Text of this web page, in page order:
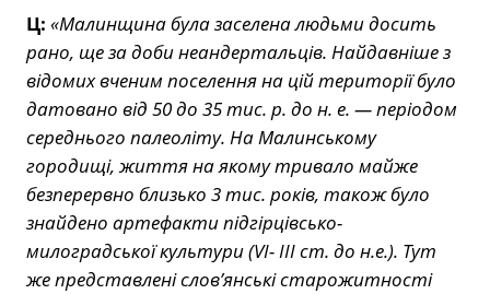
Ц: «Малинщина була заселена людьми досить
рано, ще за доби неандертальців. Найдавніше з
відомих вченим поселення на цій території було
датовано від 50 до 35 тис. р. до н. е. — періодом
середнього палеоліту. На Малинському
городищі, життя на якому тривало майже
безперервно близько 3 тис. років, також було
знайдено артефакти підгірцівсько-
милоградської культури (VI- III ст. до н.е.). Тут
же представлені слов’янські старожитності